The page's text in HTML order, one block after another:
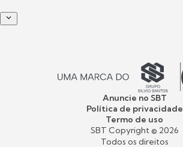
Anuncie no SBT
Política de privacidade
Termo de uso
SBT Copyright © 2026
Todos os direitos